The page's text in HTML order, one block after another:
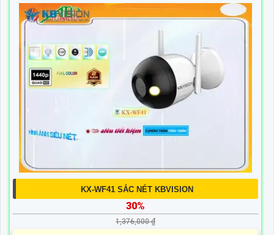
KX-WF41 SẮC NÉT KBVISION
30%
1,376,000 ₫